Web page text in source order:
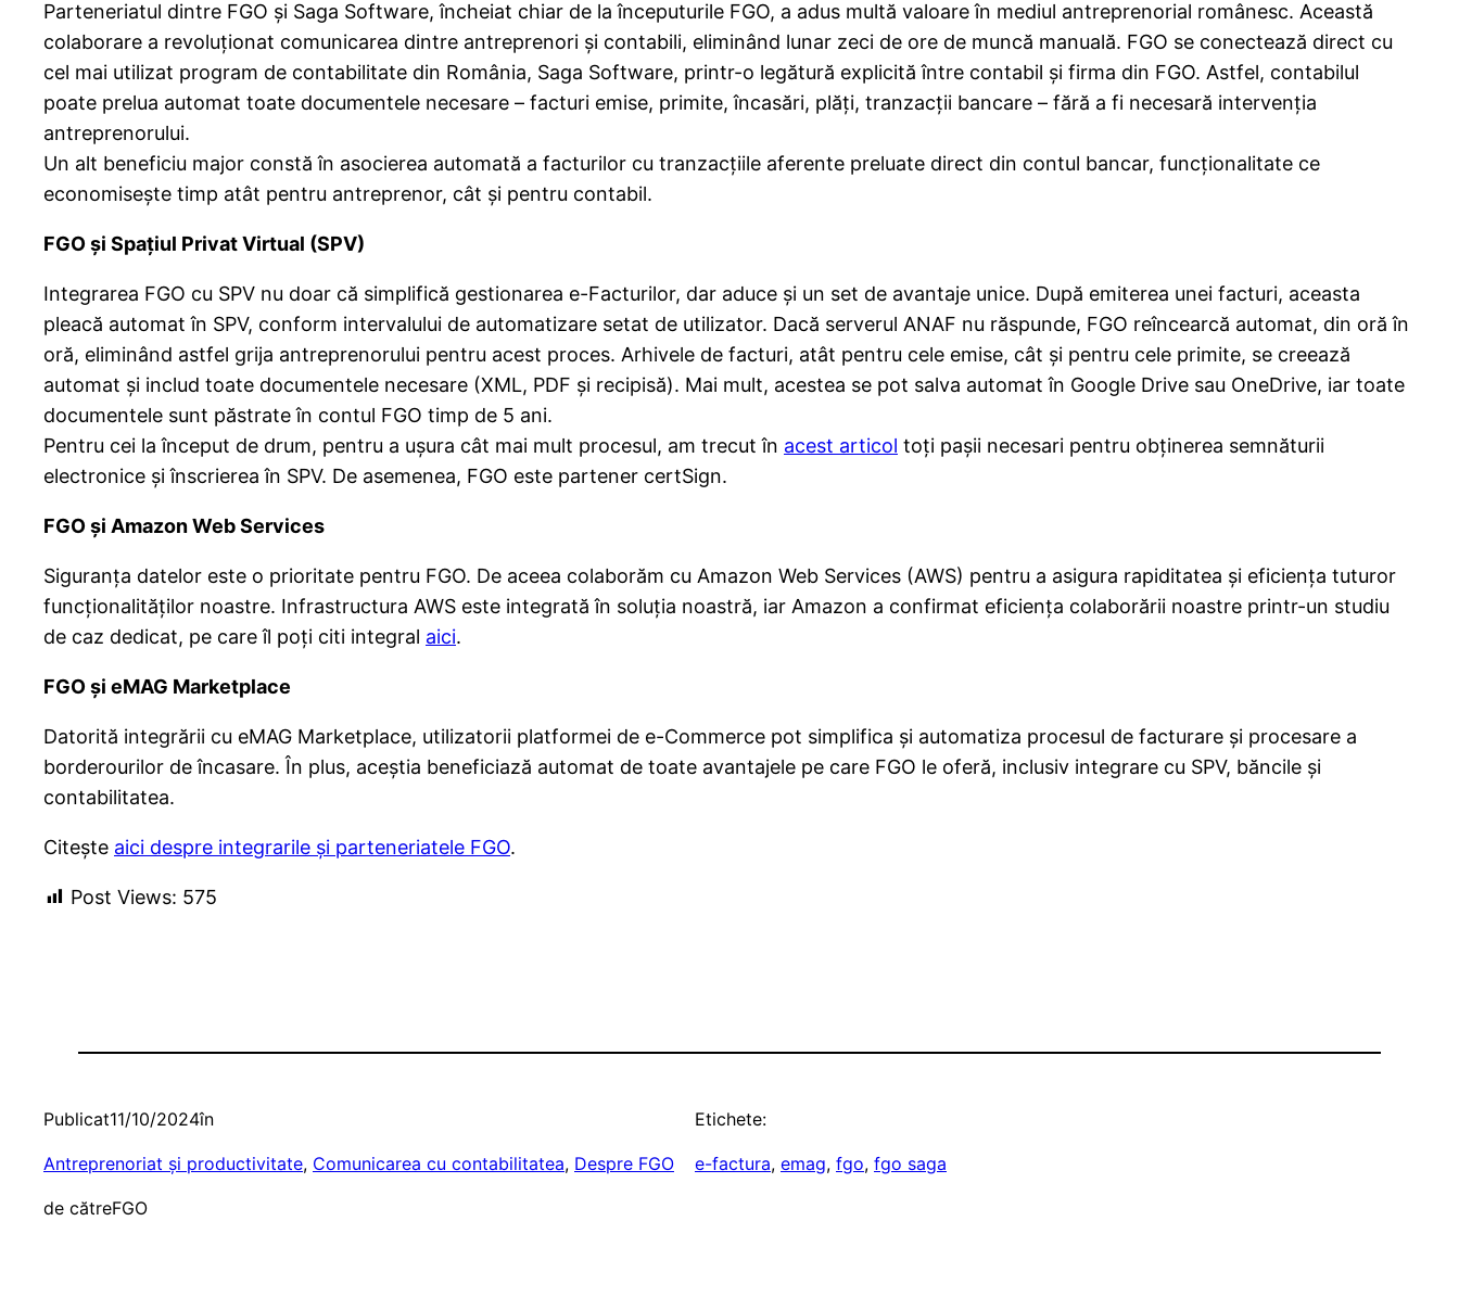
Parteneriatul dintre FGO și Saga Software, încheiat chiar de la începuturile FGO, a adus multă valoare în mediul antreprenorial românesc. Această
colaborare a revoluționat comunicarea dintre antreprenori și contabili, eliminând lunar zeci de ore de muncă manuală. FGO se conectează direct cu
cel mai utilizat program de contabilitate din România, Saga Software, printr-o legătură explicită între contabil și firma din FGO. Astfel, contabilul
poate prelua automat toate documentele necesare – facturi emise, primite, încasări, plăți, tranzacții bancare – fără a fi necesară intervenția
antreprenorului.
Un alt beneficiu major constă în asocierea automată a facturilor cu tranzacțiile aferente preluate direct din contul bancar, funcționalitate ce
economisește timp atât pentru antreprenor, cât și pentru contabil.
FGO și Spațiul Privat Virtual (SPV)
Integrarea FGO cu SPV nu doar că simplifică gestionarea e-Facturilor, dar aduce și un set de avantaje unice. După emiterea unei facturi, aceasta
pleacă automat în SPV, conform intervalului de automatizare setat de utilizator. Dacă serverul ANAF nu răspunde, FGO reîncearcă automat, din oră în
oră, eliminând astfel grija antreprenorului pentru acest proces. Arhivele de facturi, atât pentru cele emise, cât și pentru cele primite, se creează
automat și includ toate documentele necesare (XML, PDF și recipisă). Mai mult, acestea se pot salva automat în Google Drive sau OneDrive, iar toate
documentele sunt păstrate în contul FGO timp de 5 ani.
Pentru cei la început de drum, pentru a ușura cât mai mult procesul, am trecut în acest articol toți pașii necesari pentru obținerea semnăturii
electronice și înscrierea în SPV. De asemenea, FGO este partener certSign.
FGO și Amazon Web Services
Siguranţa datelor este o prioritate pentru FGO. De aceea colaborăm cu Amazon Web Services (AWS) pentru a asigura rapiditatea și eficiența tuturor
funcționalităților noastre. Infrastructura AWS este integrată în soluția noastră, iar Amazon a confirmat eficiența colaborării noastre printr-un studiu
de caz dedicat, pe care îl poți citi integral aici.
FGO și eMAG Marketplace
Datorită integrării cu eMAG Marketplace, utilizatorii platformei de e-Commerce pot simplifica și automatiza procesul de facturare și procesare a
borderourilor de încasare. În plus, aceștia beneficiază automat de toate avantajele pe care FGO le oferă, inclusiv integrare cu SPV, băncile și
contabilitatea.
Citește aici despre integrarile și parteneriatele FGO.
Post Views: 575
Publicat11/10/2024în
Antreprenoriat şi productivitate, Comunicarea cu contabilitatea, Despre FGO
de cătreFGO
Etichete:
e-factura, emag, fgo, fgo saga